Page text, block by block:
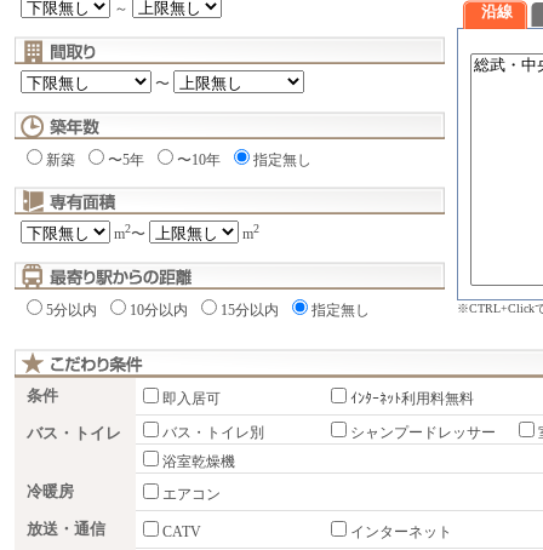
～
〜
新築 〜5年 〜10年 指定無し
m2〜 m2
5分以内 10分以内 15分以内 指定無し
沿線
※CTRL+Click
条件 即入居可 ｲﾝﾀｰﾈｯﾄ利用料無料
バス・トイレ バス・トイレ別 シャンプードレッサー
浴室乾燥機
冷暖房 エアコン
放送・通信 CATV インターネット